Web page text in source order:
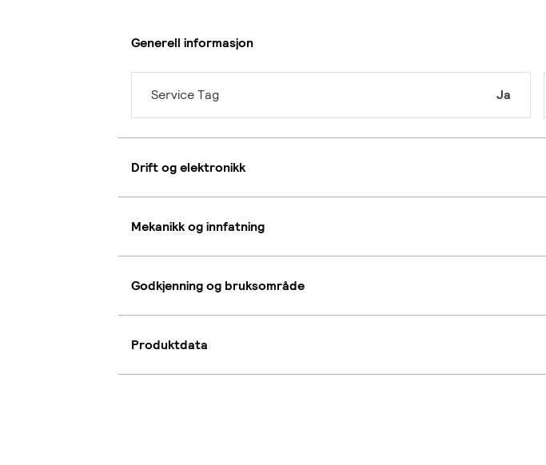
Generell informasjon
Service Tag Ja
Drift og elektronikk
Mekanikk og innfatning
Godkjenning og bruksområde
Produktdata